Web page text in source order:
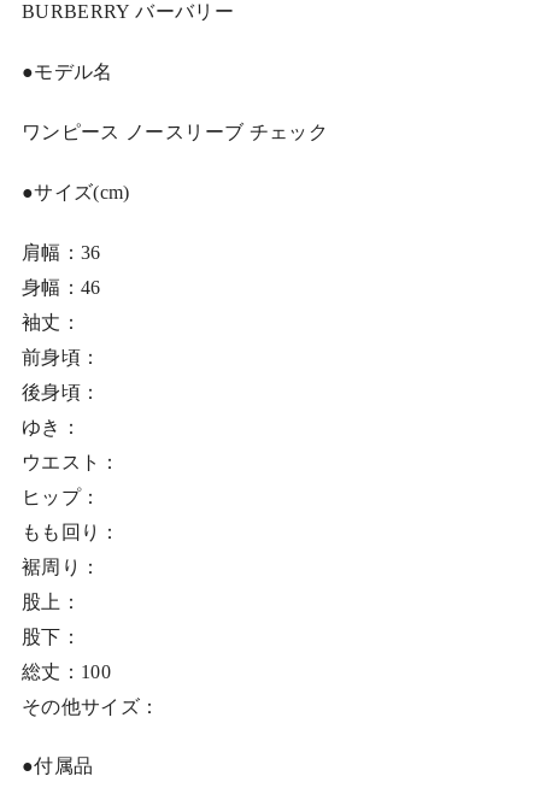
BURBERRY バーバリー
●モデル名
ワンピース ノースリーブ チェック
●サイズ(cm)
肩幅：36
身幅：46
袖丈：
前身頃：
後身頃：
ゆき：
ウエスト：
ヒップ：
もも回り：
裾周り：
股上：
股下：
総丈：100
その他サイズ：
●付属品